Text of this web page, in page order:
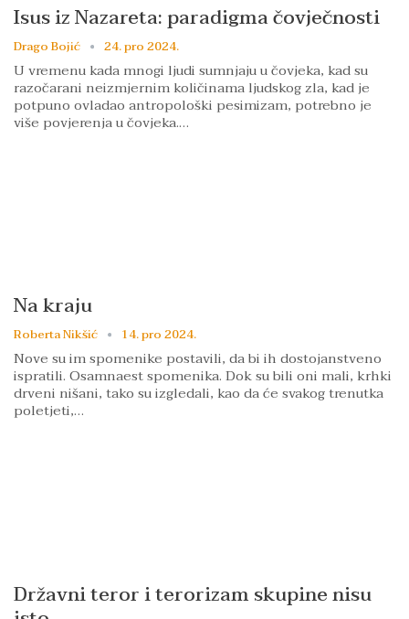
Isus iz Nazareta: paradigma čovječnosti
Drago Bojić 24. pro 2024.
U vremenu kada mnogi ljudi sumnjaju u čovjeka, kad su
razočarani neizmjernim količinama ljudskog zla, kad je
potpuno ovladao antropološki pesimizam, potrebno je
više povjerenja u čovjeka.…
Na kraju
Roberta Nikšić 14. pro 2024.
Nove su im spomenike postavili, da bi ih dostojanstveno
ispratili. Osamnaest spomenika. Dok su bili oni mali, krhki
drveni nišani, tako su izgledali, kao da će svakog trenutka
poletjeti,…
Državni teror i terorizam skupine nisu